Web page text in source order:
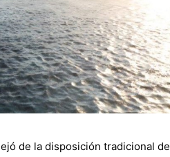
de la disposición tradicional de